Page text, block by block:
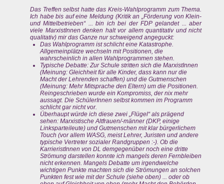
Das Treffen selbst hatte das Kreis-Wahlprogramm zum Thema.
Ich habe bis auf eine Meldung (Kritik an „Förderung von Klein-
und Mittelbetrieben“ ... bin ich bei der FDP gelandet ... aber
viele MarxistInnen denken halt vor allem quantitativ und nicht
qualitativ) mir das Ganze nur schweigend angeguckt:
Das Wahlprogramm ist schlicht eine Katastrophe.
Allgemeinplätze wechseln mit Positionen, die
wahrscheinlich in allen Wahlprogrammen stehen.
Typische Debatte: Zur Schule stritten sich die MarxistInnen
(Meinung: Gleichheit für alle Kinder, dass kann nur die
Macht der Lehrenden schaffen) und die Gutmenschen
(Meinung: Mehr Mitsprache den Eltern) um die Positionen.
Reingeschrieben wurde ein Kompromiss, der nix mehr
aussagt. Die SchülerInnen selbst kommen im Programm
schlicht gar nicht vor.
Überhaupt würde ich diese zwei „Flügel“ als prägend
sehen: Marxistische Altfrauen/-männer (DKP, einige
Linksparteileute) und Gutmenschen mit klar bürgerlichem
Touch (vor allem WASG, meist Lehrer, Juristen und andere
typische Vertreter sozialer Randgruppen :-). Ob die
KarrieristInnen von DL demgegenüber noch eine dritte
Strömung darstellen konnte ich mangels deren Fernbleiben
nicht erkennen. Mangels Debatte um irgendwelche
wichtigen Punkte machten sich die Strömungen an solchen
Punkten fest wie mit der Schule (siehe oben) ... oder ob